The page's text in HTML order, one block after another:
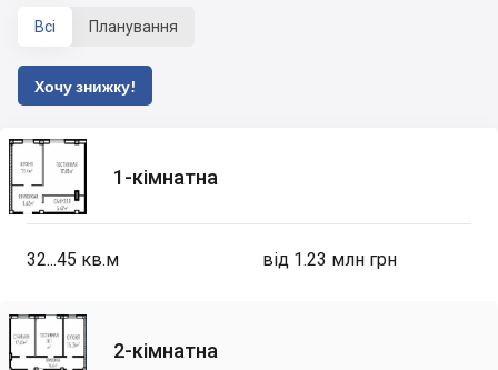
Всі Планування
Хочу знижку!
1-кімнатна
32...45 кв.м від 1.23 млн грн
2-кімнатна